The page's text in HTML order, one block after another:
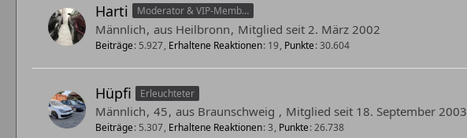
Harti Moderator & VIP-Member
Männlich aus Heilbronn Mitglied seit 2. März 2002
Beiträge 5.927 Erhaltene Reaktionen 19 Punkte 30.604
Hüpfi Erleuchteter
Männlich 45 aus Braunschweig Mitglied seit 18. September 2003
Beiträge 5.307 Erhaltene Reaktionen 3 Punkte 26.738